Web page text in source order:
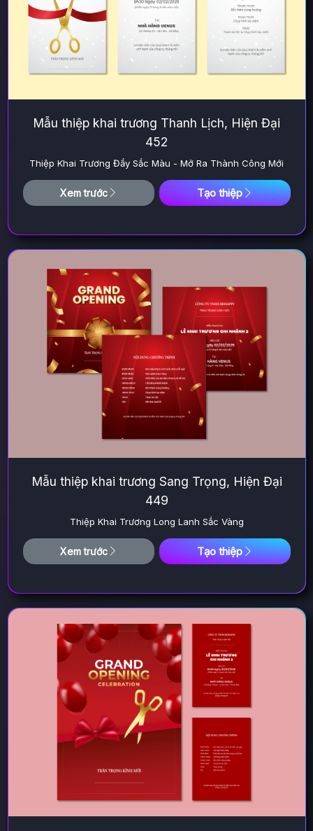
Mẫu thiệp khai trương Thanh Lịch, Hiện Đại
452
Thiệp Khai Trương Đầy Sắc Màu - Mở Ra Thành Công Mới
Xem trước Tạo thiệp
Mẫu thiệp khai trương Sang Trọng, Hiện Đại
449
Thiệp Khai Trương Long Lanh Sắc Vàng
Xem trước Tạo thiệp